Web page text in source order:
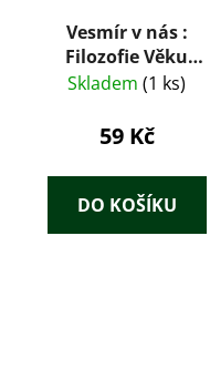
Vesmír v nás :
Filozofie Věku
Vodnáře pro každého
Skladem (1 ks)
59 Kč
DO KOŠÍKU